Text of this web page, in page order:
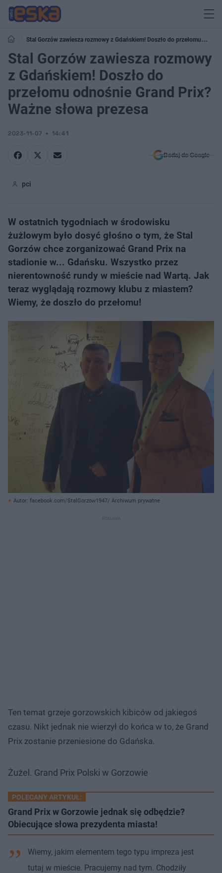
Stal Gorzów zawiesza rozmowy z Gdańskiem! Doszło do przełomu
odnośnie Grand Prix? Ważne słowa prezesa
Stal Gorzów zawiesza rozmowy
z Gdańskiem! Doszło do
przełomu odnośnie Grand Prix?
Ważne słowa prezesa
2023-11-07 14:41
Dodaj do Google
pci
W ostatnich tygodniach w środowisku
żużlowym było dosyć głośno o tym, że Stal
Gorzów chce zorganizować Grand Prix na
stadionie w... Gdańsku. Wszystko przez
nierentowność rundy w mieście nad Wartą. Jak
teraz wyglądają rozmowy klubu z miastem?
Wiemy, że doszło do przełomu!
Autor: facebook.com/StalGorzow1947/ Archiwum prywatne
Ten temat grzeje gorzowskich kibiców od jakiegoś
czasu. Nikt jednak nie wierzył do końca w to, że Grand
Prix zostanie przeniesione do Gdańska.
Żużel. Grand Prix Polski w Gorzowie
POLECANY ARTYKUŁ:
Grand Prix w Gorzowie jednak się odbędzie?
Obiecujące słowa prezydenta miasta!
Wiemy, jakim elementem tego typu impreza jest
tutaj w mieście. Pracujemy nad tym. Chodziły